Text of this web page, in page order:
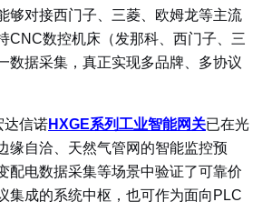
够对接西门子、三菱、欧姆龙等主流
CNC数控机床（发那科、西门子、三
数据采集，真正实现多品牌、多协议
达信诺HXGE系列工业智能网关已在光
缘自洽、天然气管网的智能监控预
配电数据采集等场景中验证了可靠价
集成的系统中枢，也可作为面向PLC